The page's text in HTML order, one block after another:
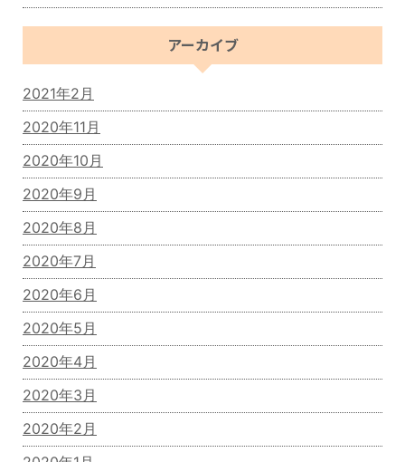
アーカイブ
2021年2月
2020年11月
2020年10月
2020年9月
2020年8月
2020年7月
2020年6月
2020年5月
2020年4月
2020年3月
2020年2月